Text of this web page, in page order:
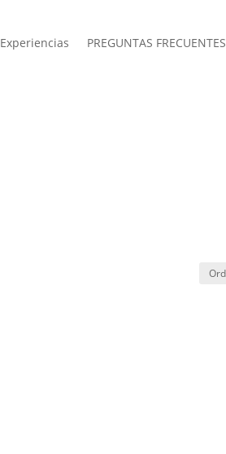
Experiencias PREGUNTAS FRECUENTES